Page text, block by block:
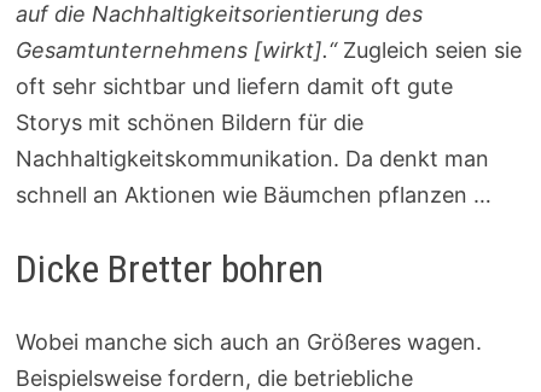
auf die Nachhaltigkeitsorientierung des
Gesamtunternehmens [wirkt].“Zugleich seien sie
oft sehr sichtbar und liefern damit oft gute
Storys mit schönen Bildern für die
Nachhaltigkeitskommunikation. Da denkt man
schnell an Aktionen wie Bäumchen pflanzen …
Dicke Bretter bohren
Wobei manche sich auch an Größeres wagen.
Beispielsweise fordern, die betriebliche